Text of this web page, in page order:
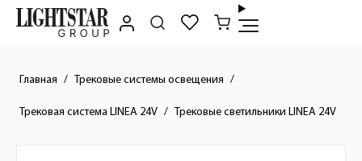
Главная Трековые системы освещения
Трековая система LINEA 24V Трековые светильники LINEA 24V